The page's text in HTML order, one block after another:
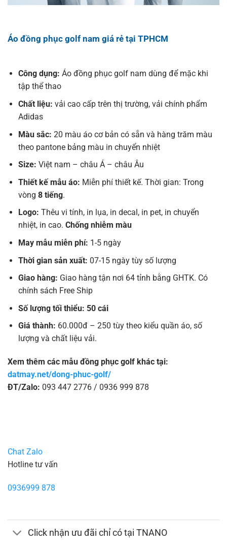
Áo đồng phục golf nam giá rẻ tại TPHCM
Công dụng: Áo đồng phục golf nam dùng để mặc khi
tập thể thao
Chất liệu: vải cao cấp trên thị trường, vải chính phẩm
Adidas
Màu sắc: 20 màu áo cơ bản có sẵn và hàng trăm màu
theo pantone bảng màu in chuyển nhiệt
Size: Việt nam – châu Á – châu Âu
Thiết kế mẫu áo: Miễn phí thiết kế. Thời gian: Trong
vòng 8 tiếng.
Logo: Thêu vi tính, in lụa, in decal, in pet, in chuyển
nhiệt, in cao. Chống nhiễm màu
May mẫu miễn phí: 1-5 ngày
Thời gian sản xuất: 07-15 ngày tùy số lượng
Giao hàng: Giao hàng tận nơi 64 tỉnh bằng GHTK. Có
chính sách Free Ship
Số lượng tối thiểu: 50 cái
Giá thành: 60.000đ – 250 tùy theo kiểu quần áo, số
lượng và chất liệu vải.
Xem thêm các mẫu đồng phục golf khác tại:
datmay.net/dong-phuc-golf/
ĐT/Zalo: 093 447 2776 / 0936 999 878
Chat Zalo
Hotline tư vấn
0936999 878
Click nhận ưu đãi chỉ có tại TNANO